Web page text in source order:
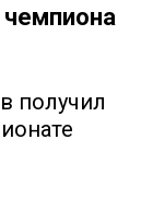
чемпиона
получил